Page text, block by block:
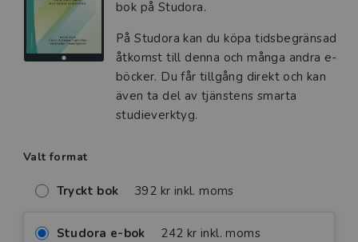
bok på Studora.
På Studora kan du köpa tidsbegränsad
åtkomst till denna och många andra e-
böcker. Du får tillgång direkt och kan
även ta del av tjänstens smarta
studieverktyg.
Valt format
Tryckt bok 392 kr inkl. moms
Studora e-bok 242 kr inkl. moms